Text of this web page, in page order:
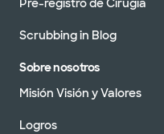
Pre-registro de Cirugía
Scrubbing in Blog
Sobre nosotros
Misión Visión y Valores
Logros